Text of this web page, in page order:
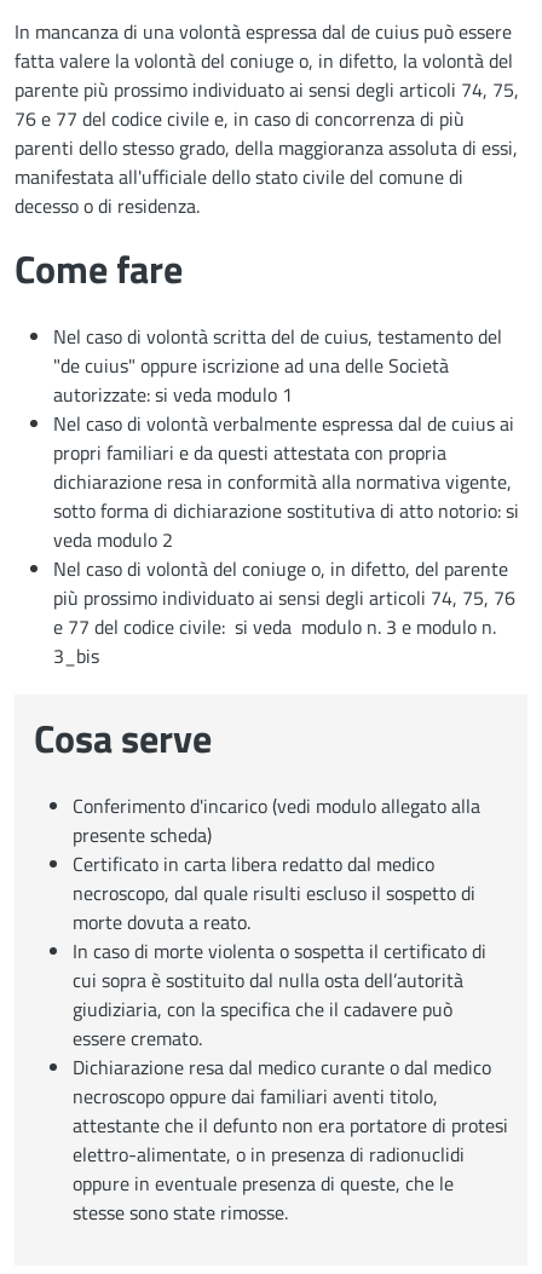
In mancanza di una volontà espressa dal de cuius può essere
fatta valere la volontà del coniuge o, in difetto, la volontà del
parente più prossimo individuato ai sensi degli articoli 74, 75,
76 e 77 del codice civile e, in caso di concorrenza di più
parenti dello stesso grado, della maggioranza assoluta di essi,
manifestata all'ufficiale dello stato civile del comune di
decesso o di residenza.
Come fare
Nel caso di volontà scritta del de cuius, testamento del
"de cuius" oppure iscrizione ad una delle Società
autorizzate: si veda modulo 1
Nel caso di volontà verbalmente espressa dal de cuius ai
propri familiari e da questi attestata con propria
dichiarazione resa in conformità alla normativa vigente,
sotto forma di dichiarazione sostitutiva di atto notorio: si
veda modulo 2
Nel caso di volontà del coniuge o, in difetto, del parente
più prossimo individuato ai sensi degli articoli 74, 75, 76
e 77 del codice civile: si veda modulo n. 3 e modulo n.
3_bis
Cosa serve
Conferimento d'incarico (vedi modulo allegato alla
presente scheda)
Certificato in carta libera redatto dal medico
necroscopo, dal quale risulti escluso il sospetto di
morte dovuta a reato.
In caso di morte violenta o sospetta il certificato di
cui sopra è sostituito dal nulla osta dell’autorità
giudiziaria, con la specifica che il cadavere può
essere cremato.
Dichiarazione resa dal medico curante o dal medico
necroscopo oppure dai familiari aventi titolo,
attestante che il defunto non era portatore di protesi
elettro-alimentate, o in presenza di radionuclidi
oppure in eventuale presenza di queste, che le
stesse sono state rimosse.